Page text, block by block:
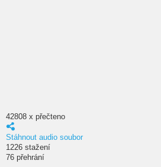
42808 x přečteno
Stáhnout audio soubor
1226 stažení
76 přehrání